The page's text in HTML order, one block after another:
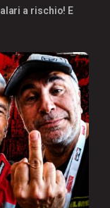
a rischio! E